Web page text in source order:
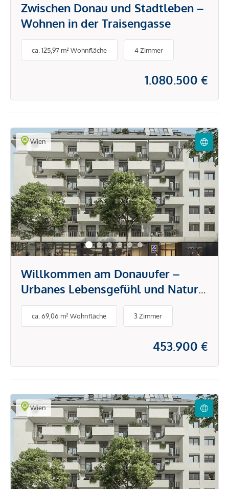
Zwischen Donau und Stadtleben –
Wohnen in der Traisengasse
ca. 125,97 m² Wohnfläche 4 Zimmer
1.080.500 €
Wien
Willkommen am Donauufer –
Urbanes Lebensgefühl und Natur
als wertbeständige Anlage
ca. 69,06 m² Wohnfläche 3 Zimmer
453.900 €
Wien